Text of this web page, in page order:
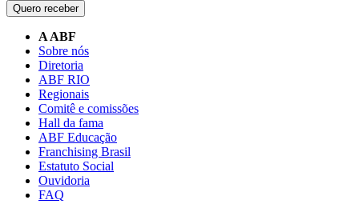
Quero receber
A ABF
Sobre nós
Diretoria
ABF RIO
Regionais
Comitê e comissões
Hall da fama
ABF Educação
Franchising Brasil
Estatuto Social
Ouvidoria
FAQ